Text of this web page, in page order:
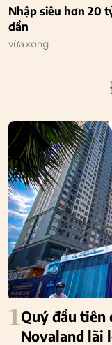
Nhập siêu hơn 20
dần
vừa xong
1Quý đầu tiên
Novaland lãi